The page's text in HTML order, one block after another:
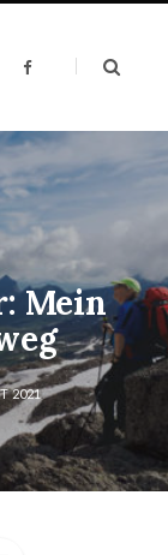
F
b
o
Mein
2021